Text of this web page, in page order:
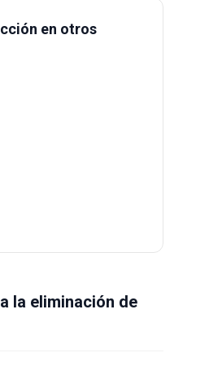
en otros
la eliminación de